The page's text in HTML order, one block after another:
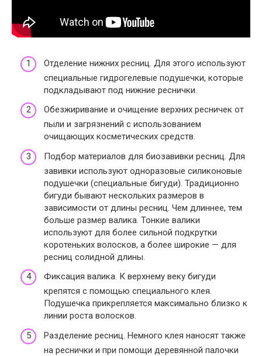
Отделение нижних ресниц. Для этого используют
специальные гидрогелевые подушечки, которые
подкладывают под нижние реснички.
Обезжиривание и очищение верхних ресничек от
пыли и загрязнений с использованием
очищающих косметических средств.
Подбор материалов для биозавивки ресниц. Для
завивки используют одноразовые силиконовые
подушечки (специальные бигуди). Традиционно
бигуди бывают нескольких размеров в
зависимости от длины ресниц. Чем длиннее, тем
больше размер валика. Тонкие валики
используют для более сильной подкрутки
коротеньких волосков, а более широкие — для
ресниц солидной длины.
Фиксация валика. К верхнему веку бигуди
крепятся с помощью специального клея.
Подушечка прикрепляется максимально близко к
линии роста волосков.
Разделение ресниц. Немного клея наносят также
на реснички и при помощи деревянной палочки